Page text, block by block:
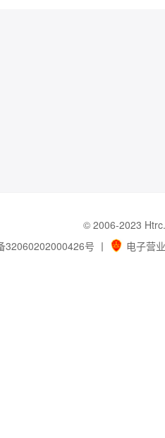
© 2006-2023
32060202000426号 丨 电子营